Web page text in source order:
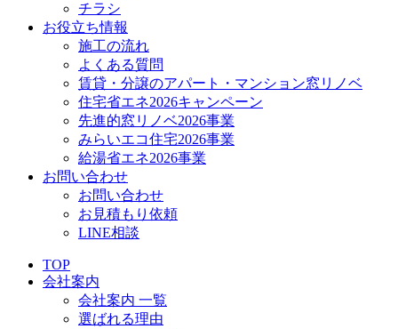
チラシ
お役立ち情報
施工の流れ
よくある質問
賃貸・分譲のアパート・マンション窓リノベ
住宅省エネ2026キャンペーン
先進的窓リノベ2026事業
みらいエコ住宅2026事業
給湯省エネ2026事業
お問い合わせ
お問い合わせ
お見積もり依頼
LINE相談
TOP
会社案内
会社案内 一覧
選ばれる理由